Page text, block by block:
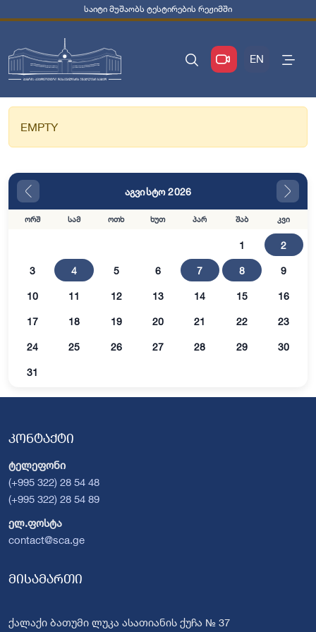
საიტი მუშაობს ტესტირების რეჟიმში
EN
EMPTY
აგვისტო 2026
ორშ სამ ოთხ ხუთ პარ შაბ კვი
1 2
3 4 5 6 7 8 9
10 11 12 13 14 15 16
17 18 19 20 21 22 23
24 25 26 27 28 29 30
31
კონტაქტი
ტელეფონი
(+995 322) 28 54 48
(+995 322) 28 54 89
ელ.ფოსტა
contact@sca.ge
მისამართი
ქალაქი ბათუმი ლუკა ასათიანის ქუჩა № 37